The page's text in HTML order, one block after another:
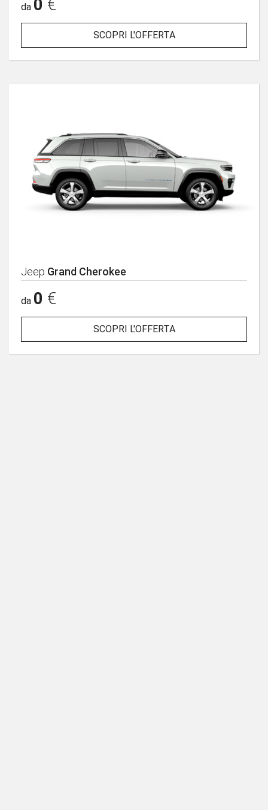
da 0 €
SCOPRI L'OFFERTA
Jeep Grand Cherokee
da 0 €
SCOPRI L'OFFERTA